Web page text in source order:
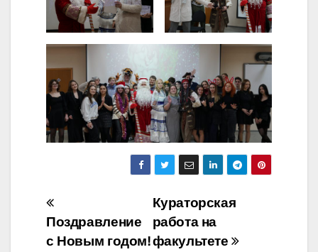
Навигация
по
Кураторская
работа на
факультете
Поздравление
с Новым годом!